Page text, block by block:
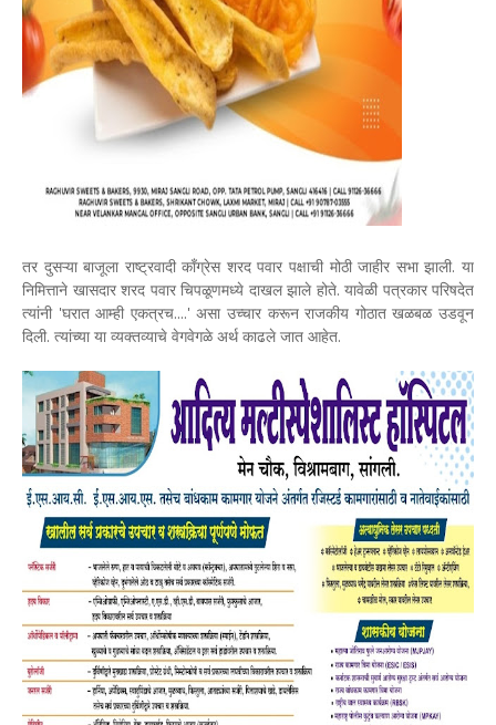
तर दुसऱ्या बाजूला राष्ट्रवादी काँग्रेस शरद पवार पक्षाची मोठी जाहीर सभा झाली. या
निमित्ताने खासदार शरद पवार चिपळूणमध्ये दाखल झाले होते. यावेळी पत्रकार परिषदेत
त्यांनी 'घरात आम्ही एकत्रच....' असा उच्चार करून राजकीय गोठात खळबळ उडवून
दिली. त्यांच्या या व्यक्तव्याचे वेगवेगळे अर्थ काढले जात आहेत.